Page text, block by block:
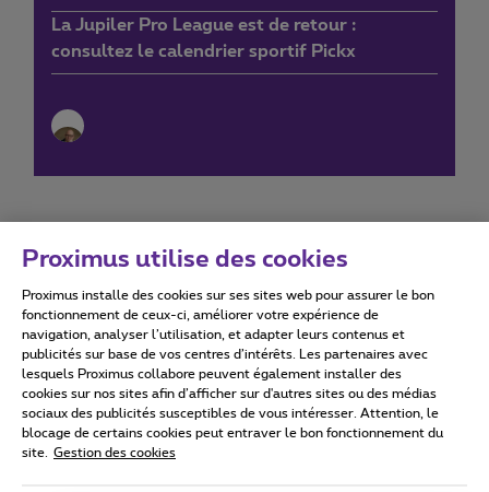
La Jupiler Pro League est de retour :
consultez le calendrier sportif Pickx
Conditions d'utilisation Accessibility statement
Tous droits réservés. © 2026
Conditions générales, info consommateur
Proximus utilise des cookies
Proximus installe des cookies sur ses sites web pour assurer le bon
fonctionnement de ceux-ci, améliorer votre expérience de
navigation, analyser l’utilisation, et adapter leurs contenus et
publicités sur base de vos centres d’intérêts. Les partenaires avec
lesquels Proximus collabore peuvent également installer des
cookies sur nos sites afin d’afficher sur d'autres sites ou des médias
sociaux des publicités susceptibles de vous intéresser. Attention, le
blocage de certains cookies peut entraver le bon fonctionnement du
site.
Gestion des cookies